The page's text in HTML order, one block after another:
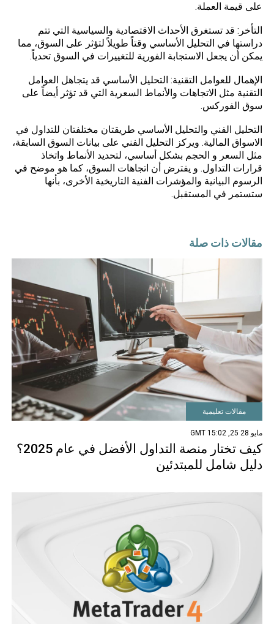
على قيمة العملة.
التأخر: قد تستغرق الأحداث الاقتصادية والسياسية التي تتم
دراستها في التحليل الأساسي وقتاً طويلاً لتؤثر على السوق، مما
يمكن أن يجعل الاستجابة الفورية للتغييرات في السوق تحدياً.
الإهمال للعوامل التقنية: التحليل الأساسي قد يتجاهل العوامل
التقنية مثل الاتجاهات والأنماط السعرية التي قد تؤثر أيضاً على
سوق الفوركس.
التحليل الفني والتحليل الأساسي طريقتان مختلفتان للتداول في
الاسواق المالية. ويركز التحليل الفني على بيانات السوق السابقة،
مثل السعر و الحجم بشكل أساسي، لتحديد الأنماط واتخاذ
قرارات التداول. و يفترض أن اتجاهات السوق، كما هو موضح في
الرسوم البيانية والمؤشرات الفنية التاريخية الأخرى، بأنها
ستستمر في المستقبل.
مقالات ذات صلة
مقالات تعليمية
مايو 28 25, 15:02 GMT
كيف تختار منصة التداول الأفضل في عام 2025؟
دليل شامل للمبتدئين